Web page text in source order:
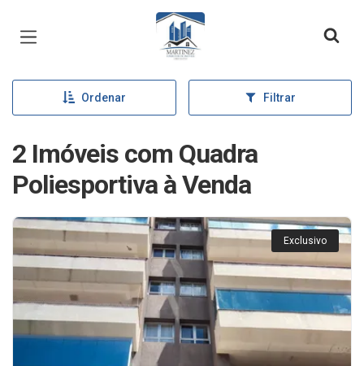
Página inicial
Ordenar Filtrar
2 Imóveis com Quadra
Poliesportiva à Venda
Exclusivo